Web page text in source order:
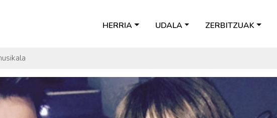
HERRIA UDALA ZERBITZUAK